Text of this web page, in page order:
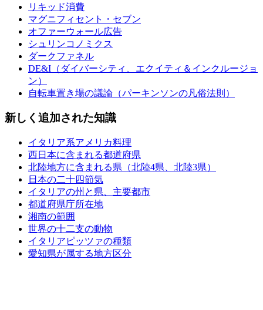
リキッド消費
マグニフィセント・セブン
オファーウォール広告
シュリンコノミクス
ダークファネル
DE&I（ダイバーシティ、エクイティ＆インクルージョ
ン）
自転車置き場の議論（パーキンソンの凡俗法則）
新しく追加された知識
イタリア系アメリカ料理
西日本に含まれる都道府県
北陸地方に含まれる県（北陸4県、北陸3県）
日本の二十四節気
イタリアの州と県、主要都市
都道府県庁所在地
湘南の範囲
世界の十二支の動物
イタリアピッツァの種類
愛知県が属する地方区分